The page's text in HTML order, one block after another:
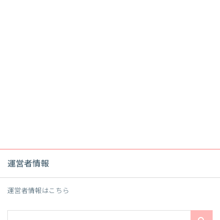
運営者情報
運営者情報はこちら